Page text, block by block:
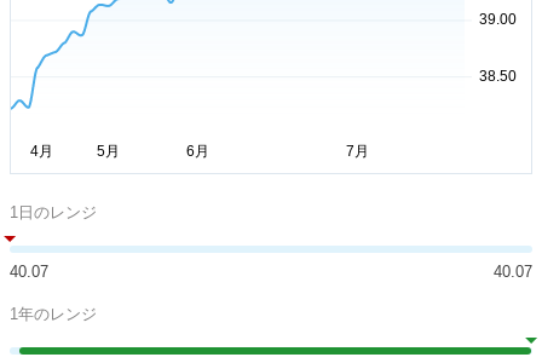
1日のレンジ
40.07 40.07
1年のレンジ